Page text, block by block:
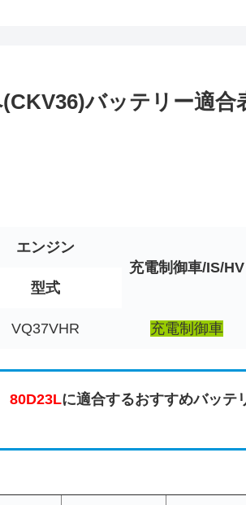
バッテリー適合
エンジン
充電制御車/IS/HV
型式
VQ37VHR 充電制御車
80D23Lに適合するおすすめバッテ